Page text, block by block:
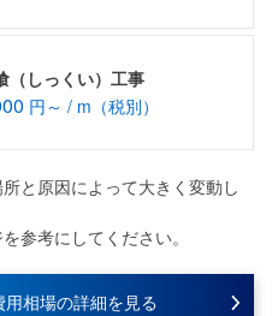
（しっくい）工事
円～ / m（税別）
と原因によって大きく変動し
参考にしてください。
相場の詳細を見る